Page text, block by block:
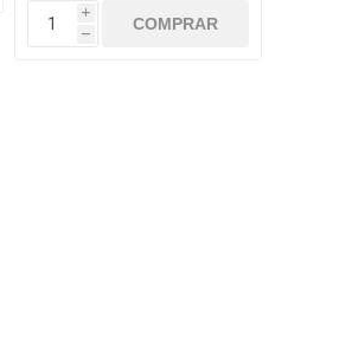
i
h